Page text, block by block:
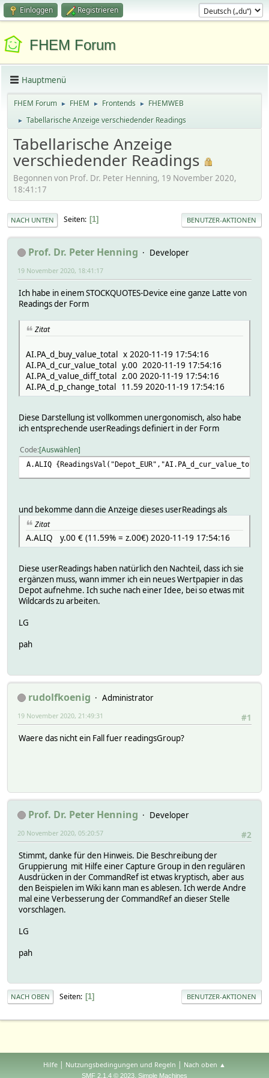
Einloggen Registrieren
FHEM Forum
Hauptmenü
FHEM Forum ► FHEM ► Frontends ► FHEMWEB
► Tabellarische Anzeige verschiedender Readings
Tabellarische Anzeige
verschiedender Readings
Begonnen von Prof. Dr. Peter Henning, 19 November 2020,
18:41:17
NACH UNTEN Seiten 1 BENUTZER-AKTIONEN
Prof. Dr. Peter Henning Developer
19 November 2020, 18:41:17
Ich habe in einem STOCKQUOTES-Device eine ganze Latte von
Readings der Form
Zitat
AI.PA_d_buy_value_total x 2020-11-19 17:54:16
AI.PA_d_cur_value_total y.00 2020-11-19 17:54:16
AI.PA_d_value_diff_total z.00 2020-11-19 17:54:16
AI.PA_d_p_change_total 11.59 2020-11-19 17:54:16
Diese Darstellung ist vollkommen unergonomisch, also habe
ich entsprechende userReadings definiert in der Form
Code Auswählen
A.ALIQ
und bekomme dann die Anzeige dieses userReadings als
Zitat
A.ALIQ y.00 € (11.59% = z.00€) 2020-11-19 17:54:16
Diese userReadings haben natürlich den Nachteil, dass ich sie
ergänzen muss, wann immer ich ein neues Wertpapier in das
Depot aufnehme. Ich suche nach einer Idee, bei so etwas mit
Wildcards zu arbeiten.
LG
pah
rudolfkoenig
Administrator
#1
19 November 2020, 21:49:31
Waere das nicht ein Fall fuer readingsGroup?
Prof. Dr. Peter Henning
Developer
#2
20 November 2020, 05:20:57
Stimmt, danke für den Hinweis. Die Beschreibung der
Gruppierung mit Hilfe einer Capture Group in den regulären
Ausdrücken in der CommandRef ist etwas kryptisch, aber aus
den Beispielen im Wiki kann man es ablesen. Ich werde Andre
mal eine Verbesserung der CommandRef an dieser Stelle
vorschlagen.
LG
pah
NACH OBEN Seiten 1 BENUTZER-AKTIONEN
Hilfe | Nutzungsbedingungen und Regeln | Nach oben ▲
SMF 2.1.4 © 2023, Simple Machines